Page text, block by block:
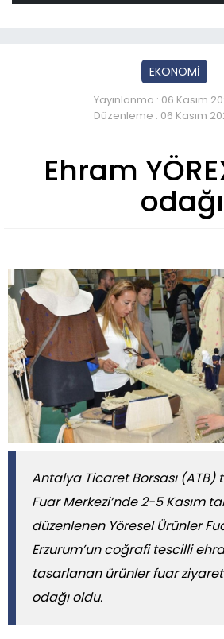
EKONOMİ
Yayınlanma : 06 Kasım
Düzenleme : 06 Kasım
Ehram
odağı
Antalya Ticaret Borsası (ATB)
Fuar Merkezi’nde 2-5 Kasım
düzenlenen Yöresel Ürünler
Erzurum’un coğrafi tescilli
tasarlanan ürünler fuar
odağı oldu.